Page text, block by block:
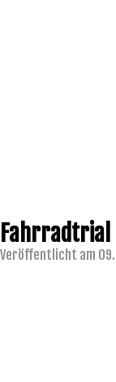
Fahrradtrial
Veröffentlicht am